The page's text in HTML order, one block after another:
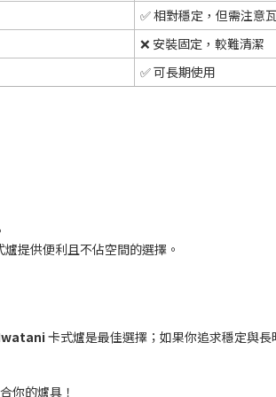
✅ 相對穩定，但需注意
❌ 安裝固定，較難清潔
✅ 可長期使用
爐提供便利且不佔空間的選擇。
卡式爐是最佳選擇；如果你追求穩定與
你的爐具！